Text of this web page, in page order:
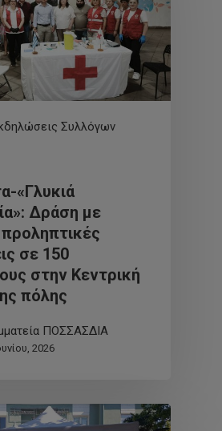
Συλλόγων
«Γλυκιά
Δράση με
σε 150
στην Κεντρική
πόλης
ΠΟΣΣΑΣΔΙΑ
2026